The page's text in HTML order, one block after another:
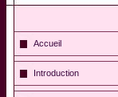
Accueil
Introduction